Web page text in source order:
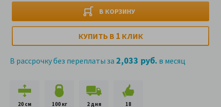
В КОРЗИНУ
КУПИТЬ В 1 КЛИК
В рассрочку без переплаты за 2,033 руб. в месяц
20 см 100 кг 2 дня
18